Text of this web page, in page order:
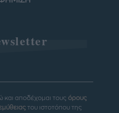
και αποδέχομαι τους όρους
του ιστοτόπου της